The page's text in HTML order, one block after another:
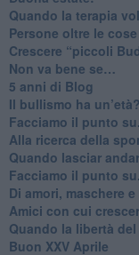
​Quando la terapia
​Persone oltre le cose
​Crescere “piccoli
Non va bene se…
​5 anni di Blog
​Il bullismo ha un’età?
Facciamo il punto
​Alla ricerca della
​Quando lasciar
Facciamo il punto
Di amori, maschere
​Amici con cui
​Quando la libertà
Buon XXV Aprile